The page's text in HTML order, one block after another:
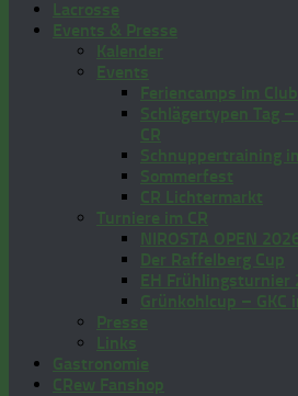
Lacrosse
Events & Presse
Kalender
Events
Feriencamps im
Schlägertypen Tag
CR
Schnuppertraining
Sommerfest
CR Lichtermarkt
Turniere im CR
NIROSTA OPEN
Der Raffelberg Cup
EH Frühlingsturnier
Grünkohlcup – GKC
Presse
Links
Gastronomie
CRew Fanshop